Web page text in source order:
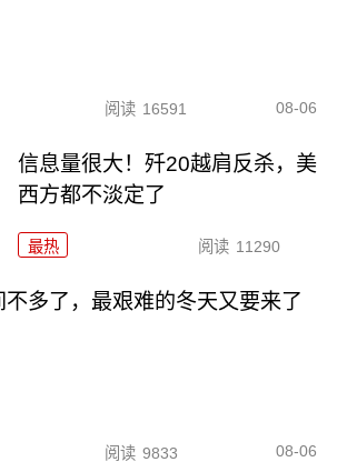
阅读 16591 08-06
信息量很大！歼20越肩反杀，美
西方都不淡定了
最热 阅读 11290
多了，最艰难的冬天又要来了
阅读 9833 08-06